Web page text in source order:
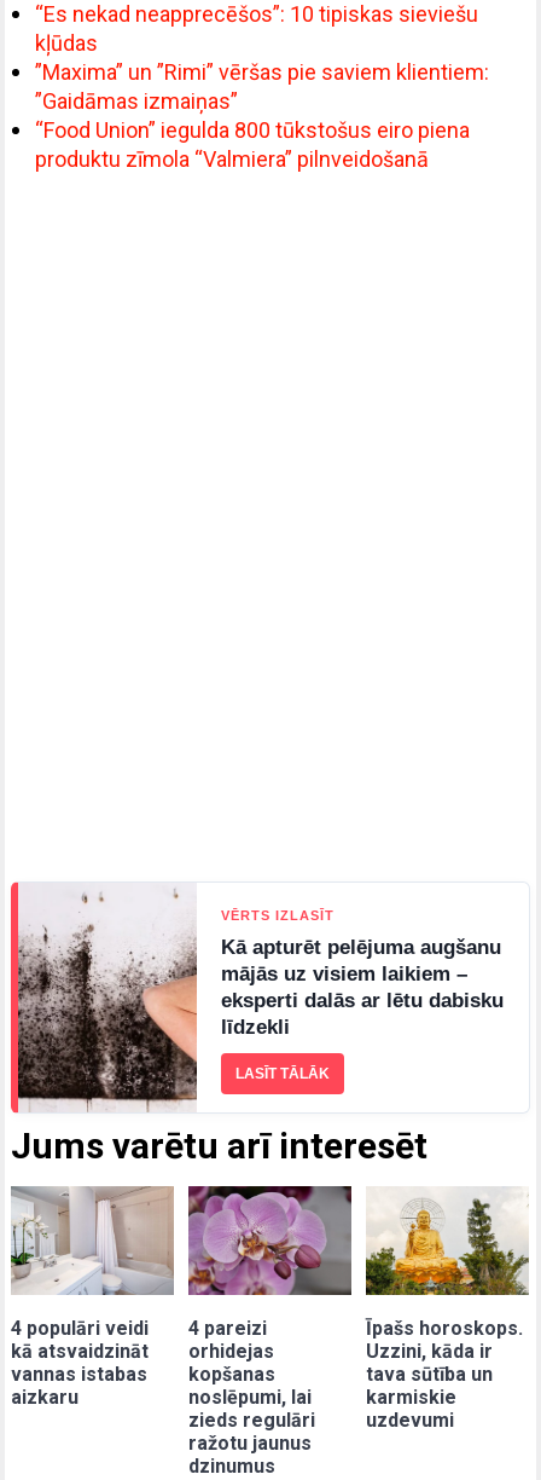
“Es nekad neapprecēšos”: 10 tipiskas sieviešu
kļūdas
”Maxima” un ”Rimi” vēršas pie saviem klientiem:
”Gaidāmas izmaiņas”
“Food Union” iegulda 800 tūkstošus eiro piena
produktu zīmola “Valmiera” pilnveidošanā
Jums varētu arī interesēt
4 populāri veidi
kā atsvaidzināt
vannas istabas
aizkaru
4 pareizi
orhidejas
kopšanas
noslēpumi, lai
zieds regulāri
ražotu jaunus
dzinumus
Īpašs horoskops.
Uzzini, kāda ir
tava sūtība un
karmiskie
uzdevumi
VĒRTS IZLASĪT
Kā apturēt pelējuma augšanu
mājās uz visiem laikiem –
eksperti dalās ar lētu dabisku
līdzekli
LASĪT TĀLĀK